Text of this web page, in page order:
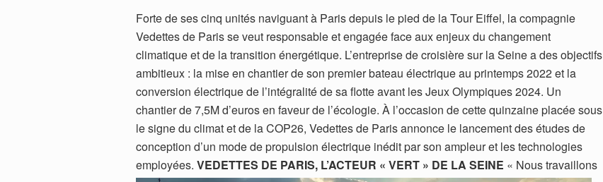
Forte de ses cinq unités naviguant à Paris depuis le pied de la Tour Eiffel, la compagnie
Vedettes de Paris se veut responsable et engagée face aux enjeux du changement
climatique et de la transition énergétique. L’entreprise de croisière sur la Seine a des objectifs
ambitieux : la mise en chantier de son premier bateau électrique au printemps 2022 et la
conversion électrique de l’intégralité de sa flotte avant les Jeux Olympiques 2024. Un
chantier de 7,5M d’euros en faveur de l’écologie. À l’occasion de cette quinzaine placée sous
le signe du climat et de la COP26, Vedettes de Paris annonce le lancement des études de
conception d’un mode de propulsion électrique inédit par son ampleur et les technologies
employées. VEDETTES DE PARIS, L’ACTEUR « VERT » DE LA SEINE « Nous travaillons